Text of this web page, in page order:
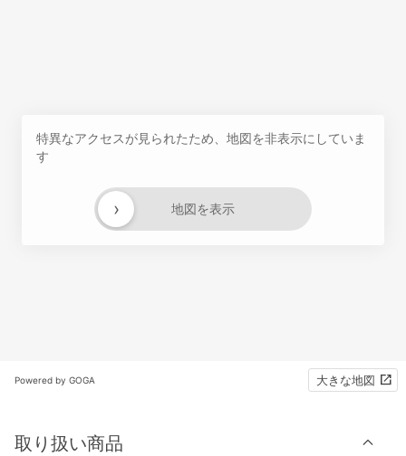
特異なアクセスが見られたため、地図を非表示にしていま
す
地図を表示
›
Powered by GOGA 大きな地図
取り扱い商品